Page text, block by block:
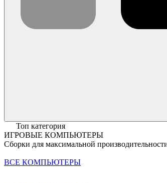
Топ категория
ИГРОВЫЕ КОМПЬЮТЕРЫ
Сборки для максимальной
ВСЕ КОМПЬЮТЕРЫ